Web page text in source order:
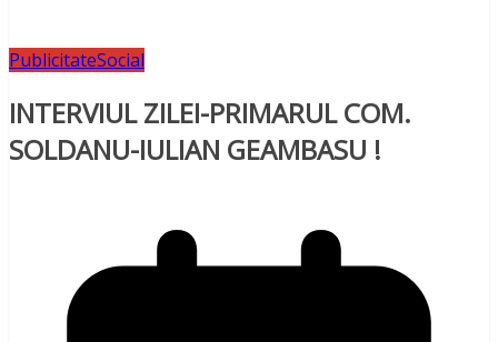
PublicitateSocial
INTERVIUL ZILEI-PRIMARUL COM.
SOLDANU-IULIAN GEAMBASU !